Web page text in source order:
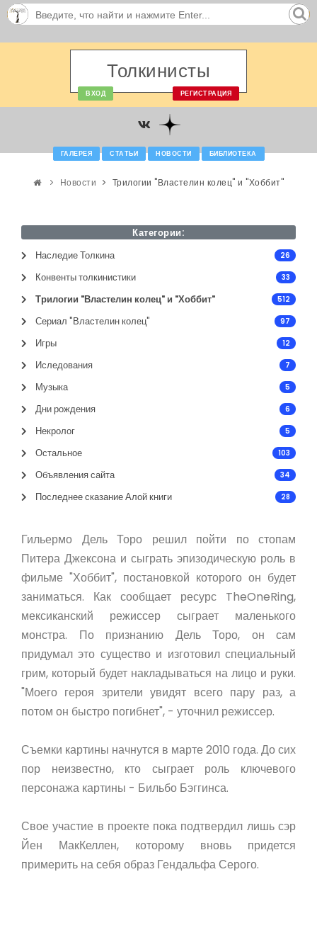
Толкинисты
ВХОД РЕГИСТРАЦИЯ
ГАЛЕРЕЯ СТАТЬИ НОВОСТИ БИБЛИОТЕКА
Новости Трилогии "Властелин колец" и "Хоббит"
Категории:
Наследие Толкина
26
Конвенты толкинистики 33
Трилогии "Властелин колец" и "Хоббит" 512
Сериал "Властелин колец" 97
Игры 12
Иследования 7
Музыка 5
Дни рождения 6
Некролог 5
Остальное 103
Объявления сайта 34
Последнее сказание Алой книги 28
Гильермо Дель Торо решил пойти по стопам
Питера Джексона и сыграть эпизодическую роль в
фильме "Хоббит", постановкой которого он будет
заниматься. Как сообщает ресурс TheOneRing,
мексиканский режиссер сыграет маленького
монстра. По признанию Дель Торо, он сам
придумал это существо и изготовил специальный
грим, который будет накладываться на лицо и руки.
"Моего героя зрители увидят всего пару раз, а
потом он быстро погибнет", - уточнил режиссер.
Съемки картины начнутся в марте 2010 года. До сих
пор неизвестно, кто сыграет роль ключевого
персонажа картины - Бильбо Бэггинса.
Свое участие в проекте пока подтвердил лишь сэр
Йен МакКеллен, которому вновь придется
примерить на себя образ Гендальфа Серого.